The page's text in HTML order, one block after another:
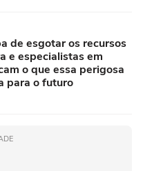
de esgotar os recursos
e especialistas em
o que essa perigosa
para o futuro